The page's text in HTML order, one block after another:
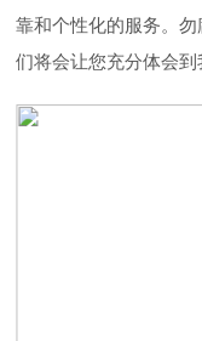
靠和个性化的服务。
们将会让您充分体会到